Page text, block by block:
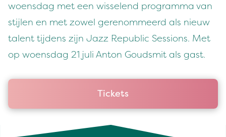
woensdag met een wisselend programma van
stijlen en met zowel gerenommeerd als nieuw
talent tijdens zijn Jazz Republic Sessions. Met
op woensdag 21 juli Anton Goudsmit als gast.
Tickets